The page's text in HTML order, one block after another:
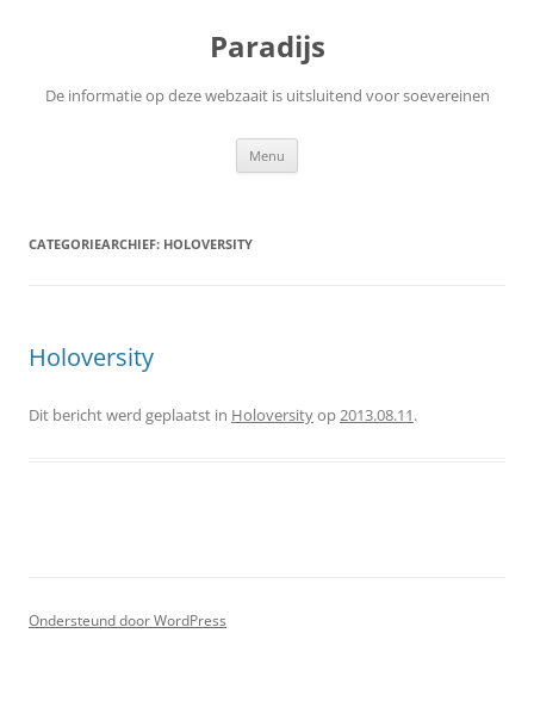
Paradijs
De informatie op deze webzaait is uitsluitend voor soevereinen
Menu
CATEGORIEARCHIEF: HOLOVERSITY
Holoversity
Dit bericht werd geplaatst in Holoversityop2013.08.11.
Ondersteund door WordPress